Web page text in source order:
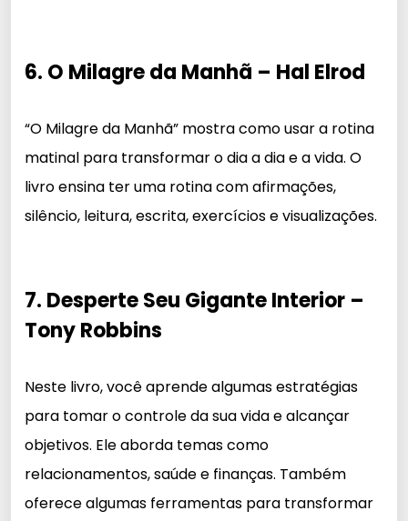
6. O Milagre da Manhã – Hal Elrod
“O Milagre da Manhã” mostra como usar a rotina
matinal para transformar o dia a dia e a vida. O
livro ensina ter uma rotina com afirmações,
silêncio, leitura, escrita, exercícios e visualizações.
7. Desperte Seu Gigante Interior –
Tony Robbins
Neste livro, você aprende algumas estratégias
para tomar o controle da sua vida e alcançar
objetivos. Ele aborda temas como
relacionamentos, saúde e finanças. Também
oferece algumas ferramentas para transformar